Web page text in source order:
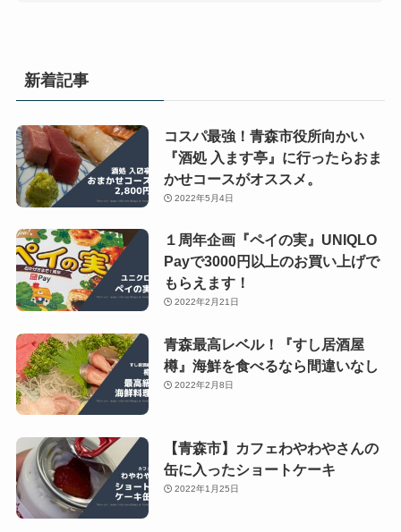
新着記事
コスパ最強！青森市役所向かい
『酒処 入ます亭』に行ったらおま
かせコースがオススメ。
2022年5月4日
１周年企画『ペイの実』UNIQLO
Payで3000円以上のお買い上げで
もらえます！
2022年2月21日
青森最高レベル！『すし居酒屋
樽』海鮮を食べるなら間違いなし
2022年2月8日
【青森市】カフェわやわやさんの
缶に入ったショートケーキ
2022年1月25日